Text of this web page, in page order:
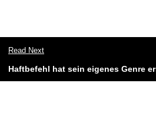
Read Next
Haftbefehl hat sein eigenes Genre